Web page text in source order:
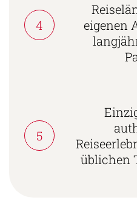
4
eigenen
5
üblichen